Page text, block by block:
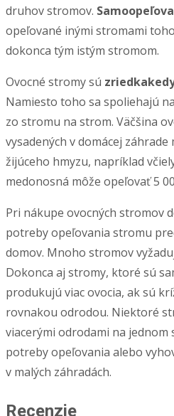
druhov stromov.
opeľované inými stromami
dokonca tým istým stromom.
Ovocné stromy sú
Namiesto toho sa spoliehajú
zo stromu na strom. Väčšina
vysadených v domácej
žijúceho hmyzu, napríklad
medonosná môže opeľovať 5
Pri nákupe ovocných stromov
potreby opeľovania stromu
domov. Mnoho stromov
Dokonca aj stromy, ktoré sú
produkujú viac ovocia, ak sú
rovnakou odrodou. Niektoré
viacerými odrodami na
potreby opeľovania alebo
v malých záhradách.
Recenzie